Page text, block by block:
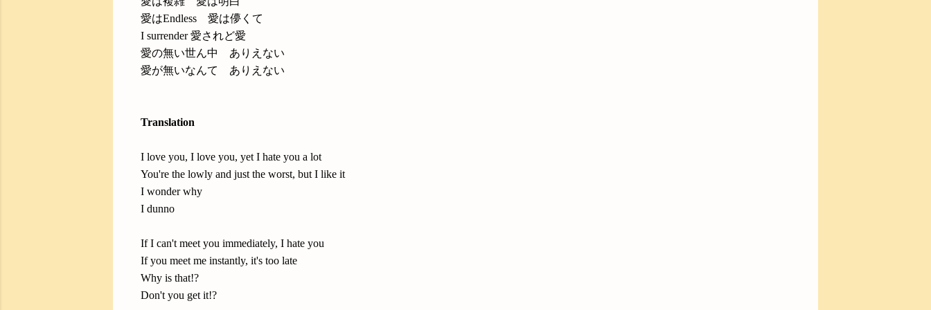
愛はEndless 愛は儚くて
I surrender 愛されど愛
愛の無い世ん中 ありえない
愛が無いなんて ありえない
Translation
I love you, I love you, yet I hate you a lot
You're the lowly and just the worst, but I like it
I wonder why
I dunno
If I can't meet you immediately, I hate you
If you meet me instantly, it's too late
Why is that!?
Don't you get it!?